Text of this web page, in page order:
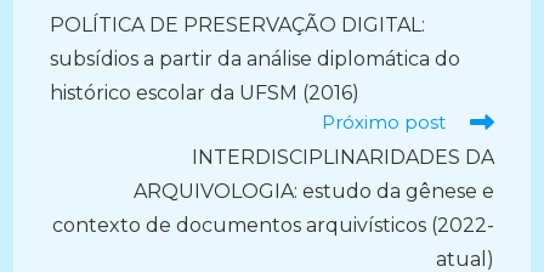
artigos
POLÍTICA DE PRESERVAÇÃO DIGITAL:
subsídios a partir da análise diplomática do
histórico escolar da UFSM (2016)
Próximo post
INTERDISCIPLINARIDADES DA
ARQUIVOLOGIA: estudo da gênese e
contexto de documentos arquivísticos (2022-
atual)